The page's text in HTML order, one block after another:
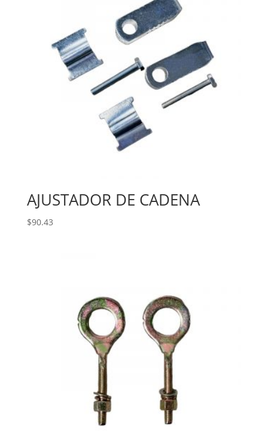
AJUSTADOR DE CADENA
$90.43